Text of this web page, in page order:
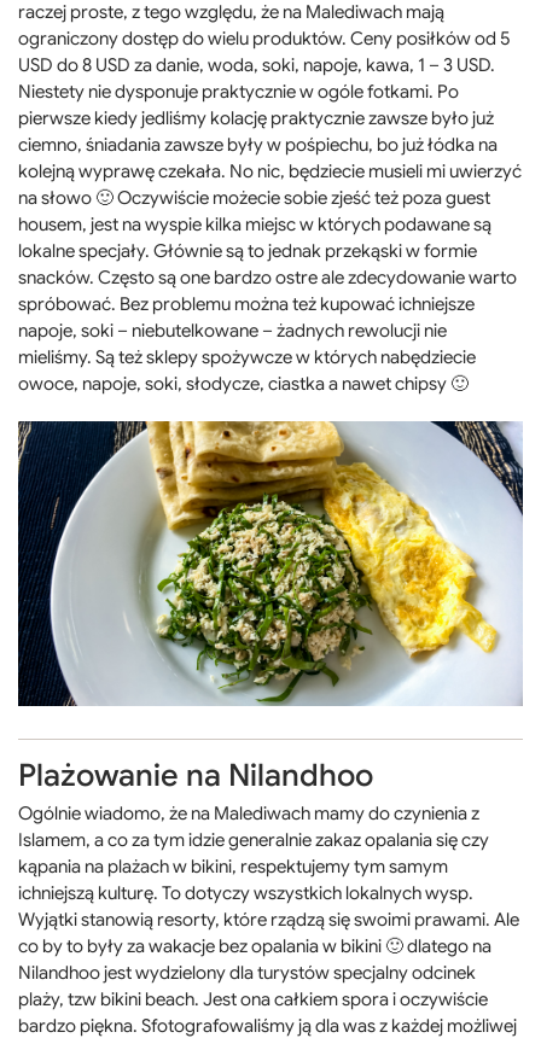
raczej proste, z tego względu, że na Malediwach mają
ograniczony dostęp do wielu produktów. Ceny posiłków od 5
USD do 8 USD za danie, woda, soki, napoje, kawa, 1 – 3 USD.
Niestety nie dysponuje praktycznie w ogóle fotkami. Po
pierwsze kiedy jedliśmy kolację praktycznie zawsze było już
ciemno, śniadania zawsze były w pośpiechu, bo już łódka na
kolejną wyprawę czekała. No nic, będziecie musieli mi uwierzyć
na słowo 🙂 Oczywiście możecie sobie zjeść też poza guest
housem, jest na wyspie kilka miejsc w których podawane są
lokalne specjały. Głównie są to jednak przekąski w formie
snacków. Często są one bardzo ostre ale zdecydowanie warto
spróbować. Bez problemu można też kupować ichniejsze
napoje, soki – niebutelkowane – żadnych rewolucji nie
mieliśmy. Są też sklepy spożywcze w których nabędziecie
owoce, napoje, soki, słodycze, ciastka a nawet chipsy 🙂
Plażowanie na Nilandhoo
Ogólnie wiadomo, że na Malediwach mamy do czynienia z
Islamem, a co za tym idzie generalnie zakaz opalania się czy
kąpania na plażach w bikini, respektujemy tym samym
ichniejszą kulturę. To dotyczy wszystkich lokalnych wysp.
Wyjątki stanowią resorty, które rządzą się swoimi prawami. Ale
co by to były za wakacje bez opalania w bikini 🙂 dlatego na
Nilandhoo jest wydzielony dla turystów specjalny odcinek
plaży, tzw bikini beach. Jest ona całkiem spora i oczywiście
bardzo piękna. Sfotografowaliśmy ją dla was z każdej możliwej